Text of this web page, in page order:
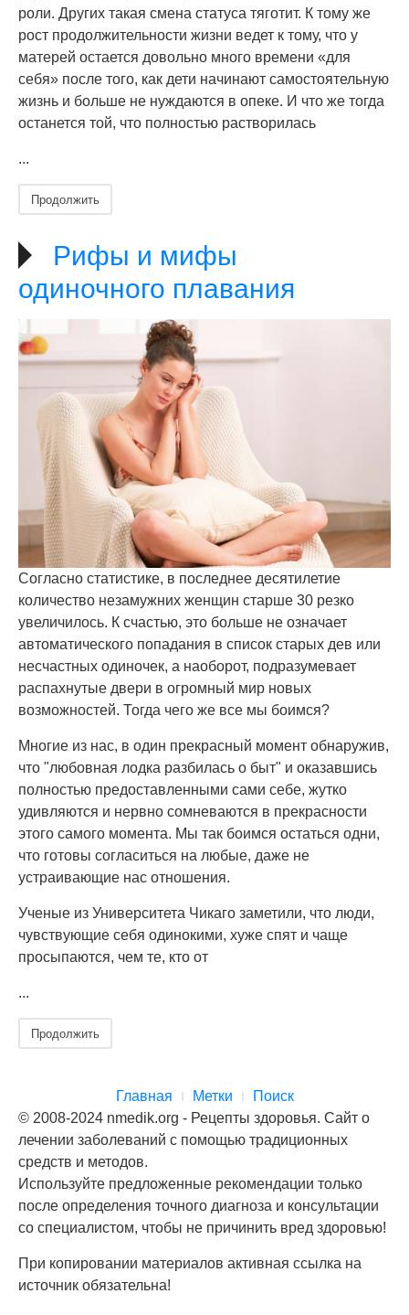
роли. Других такая смена статуса тяготит. К тому же
рост продолжительности жизни ведет к тому, что у
матерей остается довольно много времени «для
себя» после того, как дети начинают самостоятельную
жизнь и больше не нуждаются в опеке. И что же тогда
останется той, что полностью растворилась
...
Продолжить
Рифы и мифы
одиночного плавания
Согласно статистике, в последнее десятилетие
количество незамужних женщин старше 30 резко
увеличилось. К счастью, это больше не означает
автоматического попадания в список старых дев или
несчастных одиночек, а наоборот, подразумевает
распахнутые двери в огромный мир новых
возможностей. Тогда чего же все мы боимся?
Многие из нас, в один прекрасный момент обнаружив,
что "любовная лодка разбилась о быт" и оказавшись
полностью предоставленными сами себе, жутко
удивляются и нервно сомневаются в прекрасности
этого самого момента. Мы так боимся остаться одни,
что готовы согласиться на любые, даже не
устраивающие нас отношения.
Ученые из Университета Чикаго заметили, что люди,
чувствующие себя одинокими, хуже спят и чаще
просыпаются, чем те, кто от
...
Продолжить
Главная Метки
Поиск
© 2008-2024 nmedik.org - Рецепты здоровья. Сайт о
лечении заболеваний с помощью традиционных
средств и методов.
Используйте предложенные рекомендации только
после определения точного диагноза и консультации
со специалистом, чтобы не причинить вред здоровью!
При копировании материалов активная ссылка на
источник обязательна!